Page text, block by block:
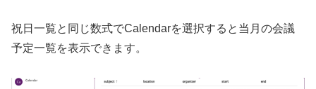
祝日一覧と同じ数式でCalendarを選択すると当月の会議
予定一覧を表示できます。